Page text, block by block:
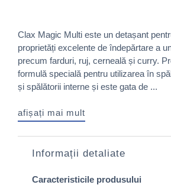
Clax Magic Multi este un detașant
proprietăți excelente de îndepărtare a
precum farduri, ruj, cerneală și curry.
formulă specială pentru utilizarea în
și spălătorii interne și este gata de ...
afișați mai mult
Informații detaliate
Caracteristicile produsului